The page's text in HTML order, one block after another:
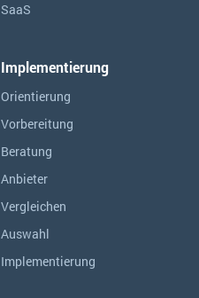
SaaS
Implementierung
Orientierung
Vorbereitung
Beratung
Anbieter
Vergleichen
Auswahl
Implementierung